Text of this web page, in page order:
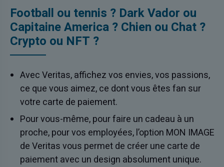
Football ou tennis ? Dark Vador ou
Capitaine America ? Chien ou Chat ?
Crypto ou NFT ?
Avec Veritas, affichez vos envies, vos passions,
ce que vous aimez, ce dont vous êtes fan sur
votre carte de paiement.
Pour vous-même, pour faire un cadeau à un
proche, pour vos employées, l’option MON IMAGE
de Veritas vous permet de créer une carte de
paiement avec un design absolument unique.